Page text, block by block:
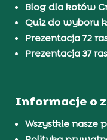
Blog dla kotów
Quiz do wyboru
Prezentacja 72
Prezentacja 37
Informacje o
Wszystkie nasze